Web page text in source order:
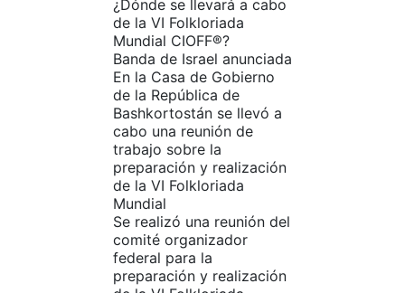
¿Dónde se llevará a cabo
de la VI Folkloriada
Mundial CIOFF®?
Banda de Israel anunciada
En la Casa de Gobierno
de la República de
Bashkortostán se llevó a
cabo una reunión de
trabajo sobre la
preparación y realización
de la VI Folkloriada
Mundial
Se realizó una reunión del
comité organizador
federal para la
preparación y realización